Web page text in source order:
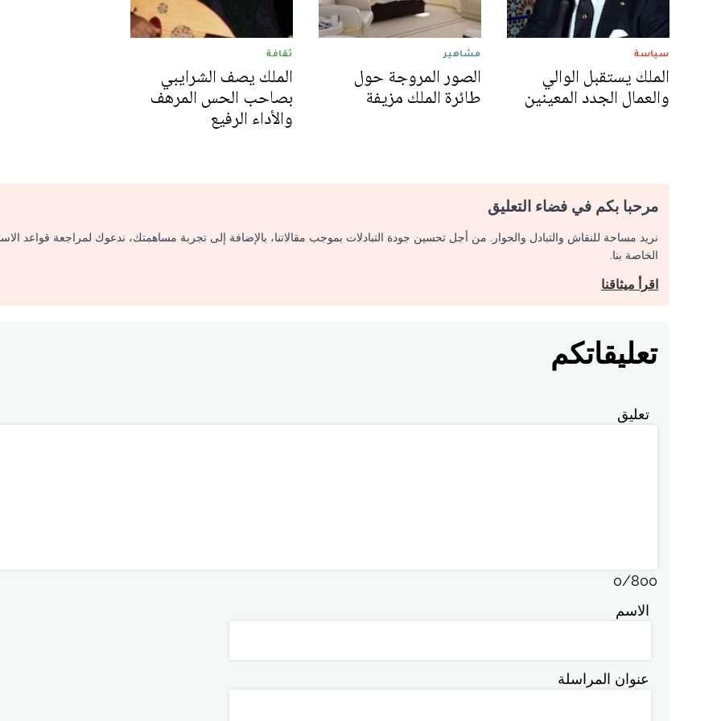
سياسة
الملك يستقبل الوالي
والعمال الجدد المعينين
مشاهير
الصور المروجة حول
طائرة الملك مزيفة
ثقافة
الملك يصف الشرايبي
بصاحب الحس المرهف
والأداء الرفيع
مرحبا بكم في فضاء التعليق
نريد مساحة للنقاش والتبادل والحوار. من أجل تحسين جودة التبادلات بموجب مقالاتنا، بالإضافة إلى تجربة مساهمتك، ندعوك لمراجعة قواعد
الخاصة بنا.
اقرأ ميثاقنا
تعليقاتكم
تعليق
0/800
الاسم
عنوان المراسلة